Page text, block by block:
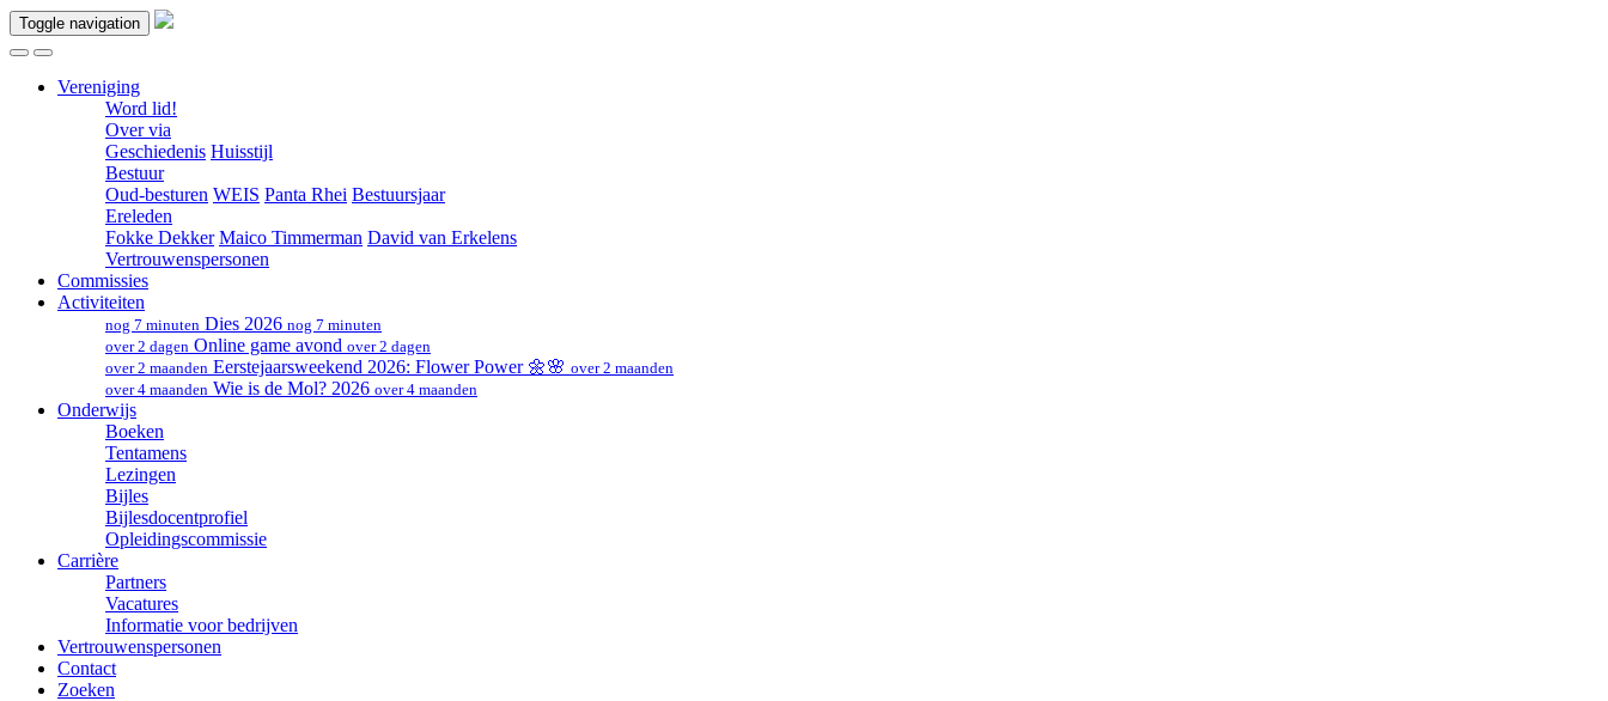
Toggle navigation
Vereniging
Word lid!
Over via
Geschiedenis Huisstijl
Bestuur
Oud-besturen WEIS Panta Rhei Bestuursjaar
Ereleden
Fokke Dekker Maico Timmerman David van Erkelens
Vertrouwenspersonen
Commissies
Activiteiten
nog 7 minuten Dies 2026 nog 7 minuten
over 2 dagen Online game avond over 2 dagen
over 2 maanden Eerstejaarsweekend 2026: Flower Power 🌼🌸 over 2 maanden
over 4 maanden Wie is de Mol? 2026 over 4 maanden
Onderwijs
Boeken
Tentamens
Lezingen
Bijles
Bijlesdocentprofiel
Opleidingscommissie
Carrière
Partners
Vacatures
Informatie voor bedrijven
Vertrouwenspersonen
Contact
Zoeken